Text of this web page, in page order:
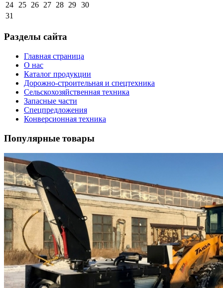
24 25 26 27 28 29 30
31
Разделы сайта
Главная страница
О нас
Каталог продукции
Дорожно-строительная и спецтехника
Сельскохозяйственная техника
Запасные части
Спецпредложения
Конверсионная техника
Популярные товары